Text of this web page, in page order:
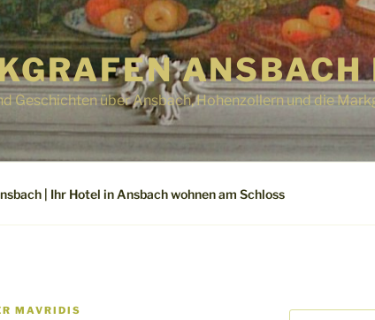
ANSBACH
Geschichten über Ansbach, Hohenzollern und die
| Ihr Hotel in Ansbach wohnen am Schloss
MAVRIDIS